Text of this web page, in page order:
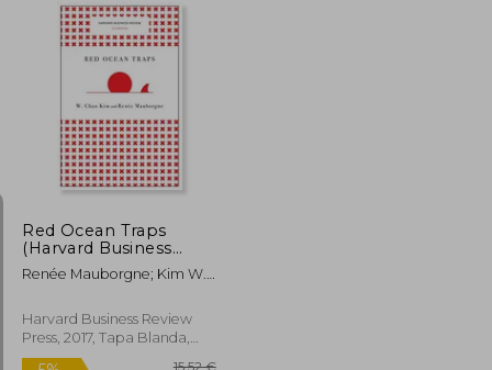
27,90 €
26,51 €
5%
dcto.
Red Ocean Traps
(Harvard Business
Review Classics) (en
Inglés)
Renée Mauborgne; Kim W.
Harvard Business Review
Press, 2017, Tapa Blanda,
Nuevo